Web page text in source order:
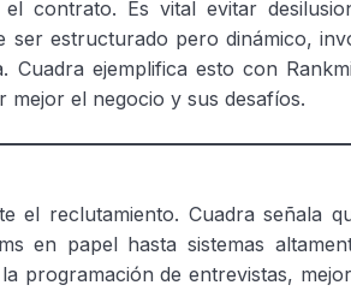
contrato. Es vital evitar
estructurado pero dinámico,
ejemplifica esto con
mejor el negocio y sus desafíos.
el reclutamiento. Cuadra señala
en papel hasta sistemas
programación de entrevistas,